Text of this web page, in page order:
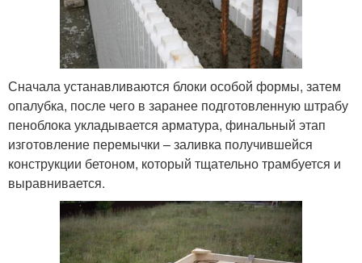
Сначала устанавливаются блоки особой формы, затем
опалубка, после чего в заранее подготовленную штрабу
пеноблока укладывается арматура, финальный этап
изготовление перемычки – заливка получившейся
конструкции бетоном, который тщательно трамбуется и
выравнивается.